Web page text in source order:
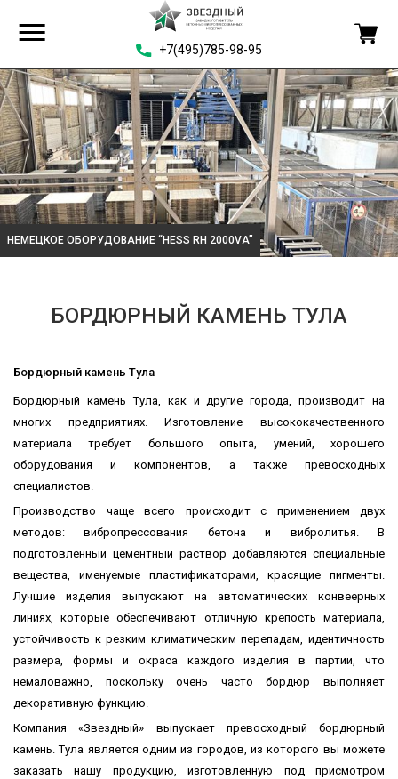
+7(495)785-98-95
НЕМЕЦКОЕ ОБОРУДОВАНИЕ “HESS RH 2000VA”
БОРДЮРНЫЙ КАМЕНЬ ТУЛА
Бордюрный камень Тула
Бордюрный камень Тула, как и другие города, производит на
многих предприятиях. Изготовление высококачественного
материала требует большого опыта, умений, хорошего
оборудования и компонентов, а также превосходных
специалистов.
Производство чаще всего происходит с применением двух
методов: вибропрессования бетона и вибролитья. В
подготовленный цементный раствор добавляются специальные
вещества, именуемые пластификаторами, красящие пигменты.
Лучшие изделия выпускают на автоматических конвеерных
линиях, которые обеспечивают отличную крепость материала,
устойчивость к резким климатическим перепадам, идентичность
размера, формы и окраса каждого изделия в партии, что
немаловажно, поскольку очень часто бордюр выполняет
декоративную функцию.
Компания «Звездный» выпускает превосходный бордюрный
камень. Тула является одним из городов, из которого вы можете
заказать нашу продукцию, изготовленную под присмотром